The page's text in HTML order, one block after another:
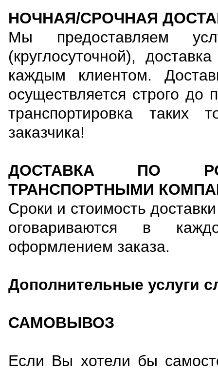
НОЧНАЯ/СРОЧНАЯ
Мы предоставляем
(круглосуточной),
каждым клиентом.
осуществляется строго
транспортировка таких
заказчика!
ДОСТАВКА ПО
ТРАНСПОРТНЫМИ
Сроки и стоимость
оговариваются в
оформлением заказа.
Дополнительные услуги
САМОВЫВОЗ
Если Вы хотели бы